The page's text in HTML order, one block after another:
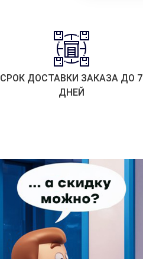
СРОК ДОСТАВКИ ЗАКАЗА ДО 7
ДНЕЙ